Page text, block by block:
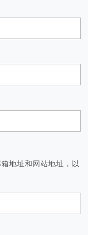
地址和网站地址，以